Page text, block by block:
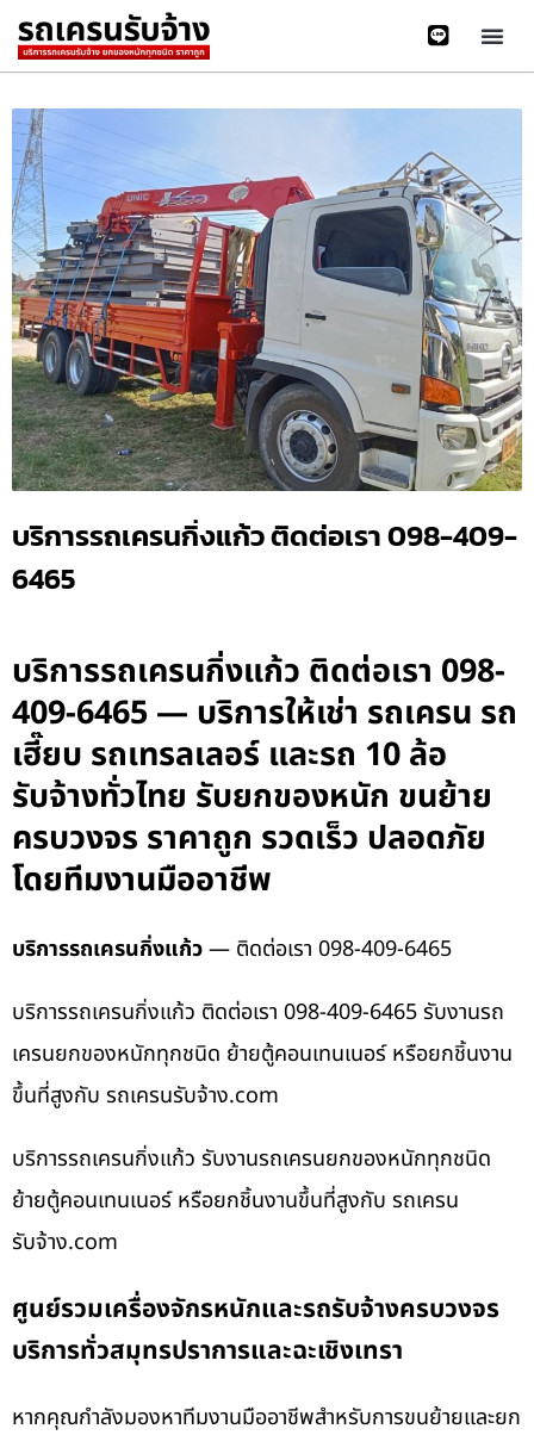
บริการรถเครนกิ่งแก้ว ติดต่อเรา 098-409-
6465
บริการรถเครนกิ่งแก้ว ติดต่อเรา 098-
409-6465 — บริการให้เช่า รถเครน รถ
เฮี๊ยบ รถเทรลเลอร์ และรถ 10 ล้อ
รับจ้างทั่วไทย รับยกของหนัก ขนย้าย
ครบวงจร ราคาถูก รวดเร็ว ปลอดภัย
โดยทีมงานมืออาชีพ
บริการรถเครนกิ่งแก้ว— ติดต่อเรา 098-409-6465
บริการรถเครนกิ่งแก้ว ติดต่อเรา 098-409-6465 รับงานรถ
เครนยกของหนักทุกชนิด ย้ายตู้คอนเทนเนอร์ หรือยกชิ้นงาน
ขึ้นที่สูงกับ รถเครนรับจ้าง.com
บริการรถเครนกิ่งแก้ว รับงานรถเครนยกของหนักทุกชนิด
ย้ายตู้คอนเทนเนอร์ หรือยกชิ้นงานขึ้นที่สูงกับ รถเครน
รับจ้าง.com
ศูนย์รวมเครื่องจักรหนักและรถรับจ้างครบวงจร
บริการทั่วสมุทรปราการและฉะเชิงเทรา
หากคุณกำลังมองหาทีมงานมืออาชีพสำหรับการขนย้ายและยก